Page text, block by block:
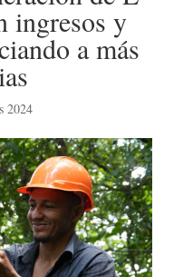
ingresos y
a más
2024